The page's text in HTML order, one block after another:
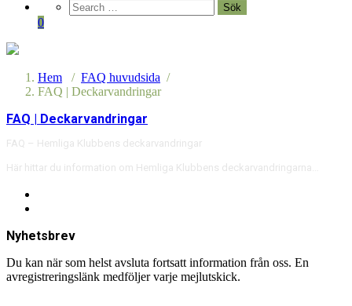
0
Hem / FAQ huvudsida /
FAQ | Deckarvandringar
FAQ | Deckarvandringar
FAQ – Hemliga Klubbens deckarvandringar
Här hittar du information om Hemliga Klubbens deckarvandringarna…
Nyhetsbrev
Du kan när som helst avsluta fortsatt information från oss. En
avregistreringslänk medföljer varje mejlutskick.